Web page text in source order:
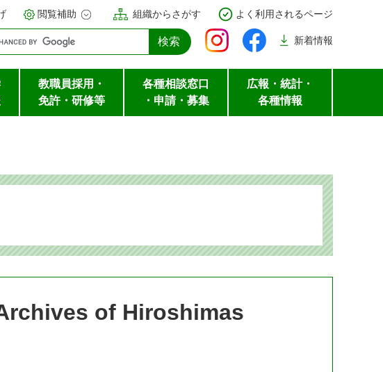
閲覧補助 組織からさがす よく利用されるページ
新着情報
教職員採用・
免許・研修等
各種相談窓口
・申請・募集
広報・統計・
各種情報
of Hiroshimas